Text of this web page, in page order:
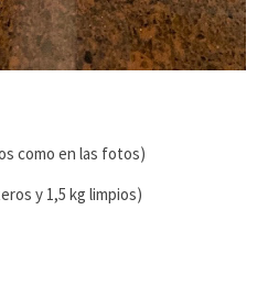
como en las fotos)
y 1,5 kg limpios)